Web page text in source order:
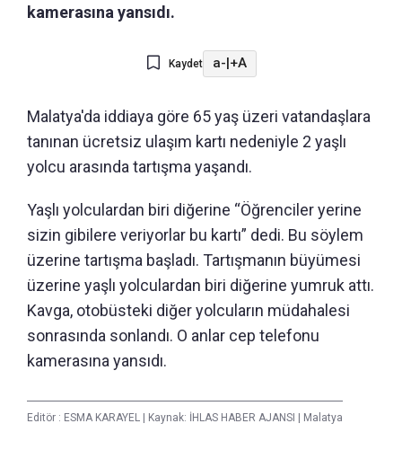
kamerasına yansıdı.
Kaydet a- +A
Malatya'da iddiaya göre 65 yaş üzeri vatandaşlara
tanınan ücretsiz ulaşım kartı nedeniyle 2 yaşlı
yolcu arasında tartışma yaşandı.
Yaşlı yolculardan biri diğerine “Öğrenciler yerine
sizin gibilere veriyorlar bu kartı” dedi. Bu söylem
üzerine tartışma başladı. Tartışmanın büyümesi
üzerine yaşlı yolculardan biri diğerine yumruk attı.
Kavga, otobüsteki diğer yolcuların müdahalesi
sonrasında sonlandı. O anlar cep telefonu
kamerasına yansıdı.
Editör : ESMA KARAYEL | Kaynak: İHLAS HABER AJANSI | Malatya